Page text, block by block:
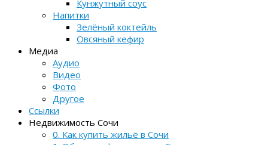
Кунжутный соус
Напитки
Зелёный коктейль
Овсяный кефир
Медиа
Аудио
Видео
Фото
Другое
Ссылки
Недвижимость Сочи
0. Как купить жильё в Сочи